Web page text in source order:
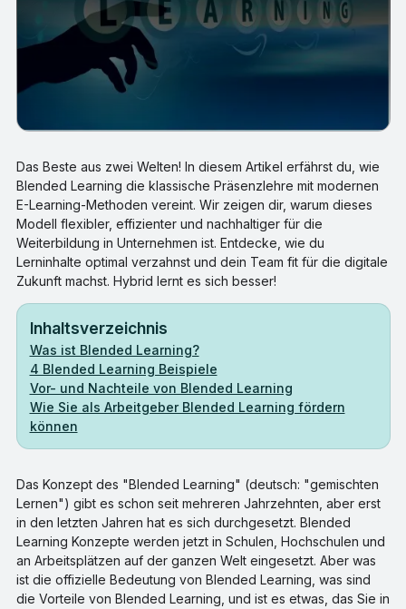
Das Beste aus zwei Welten! In diesem Artikel erfährst du, wie
Blended Learning die klassische Präsenzlehre mit modernen
E-Learning-Methoden vereint. Wir zeigen dir, warum dieses
Modell flexibler, effizienter und nachhaltiger für die
Weiterbildung in Unternehmen ist. Entdecke, wie du
Lerninhalte optimal verzahnst und dein Team fit für die digitale
Zukunft machst. Hybrid lernt es sich besser!
Inhaltsverzeichnis
Was ist Blended Learning?
4 Blended Learning Beispiele
Vor- und Nachteile von Blended Learning
Wie Sie als Arbeitgeber Blended Learning fördern
können
Das Konzept des "Blended Learning" (deutsch: "gemischten
Lernen") gibt es schon seit mehreren Jahrzehnten, aber erst
in den letzten Jahren hat es sich durchgesetzt. Blended
Learning Konzepte werden jetzt in Schulen, Hochschulen und
an Arbeitsplätzen auf der ganzen Welt eingesetzt. Aber was
ist die offizielle Bedeutung von Blended Learning, was sind
die Vorteile von Blended Learning, und ist es etwas, das Sie in